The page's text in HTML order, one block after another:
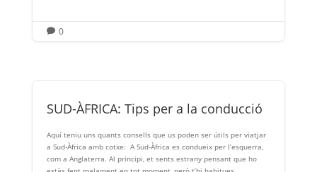
 0
SUD-ÀFRICA: Tips per a la conducció
Aquí teniu uns quants consells que us poden ser útils per viatjar
a Sud-Àfrica amb cotxe: A Sud-Àfrica es condueix per l’esquerra,
com a Anglaterra. Al principi, et sents estrany pensant que ho